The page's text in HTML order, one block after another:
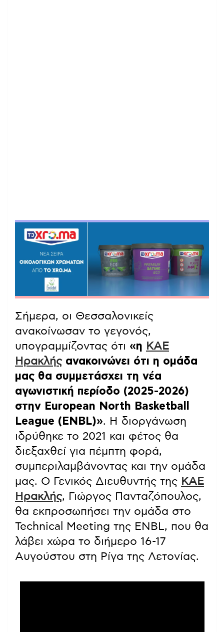
Σήμερα, οι Θεσσαλονικείς
ανακοίνωσαν το γεγονός,
υπογραμμίζοντας ότι «η ΚΑΕ
Ηρακλήςανακοινώνει ότι η ομάδα
μας θα συμμετάσχει τη νέα
αγωνιστική περίοδο (2025-2026)
στην European North Basketball
League (ENBL)». Η διοργάνωση
ιδρύθηκε το 2021 και φέτος θα
διεξαχθεί για πέμπτη φορά,
συμπεριλαμβάνοντας και την ομάδα
μας. Ο Γενικός Διευθυντής της ΚΑΕ
Ηρακλής, Γιώργος Πανταζόπουλος,
θα εκπροσωπήσει την ομάδα στο
Technical Meeting της ENBL, που θα
λάβει χώρα το διήμερο 16-17
Αυγούστου στη Ρίγα της Λετονίας.